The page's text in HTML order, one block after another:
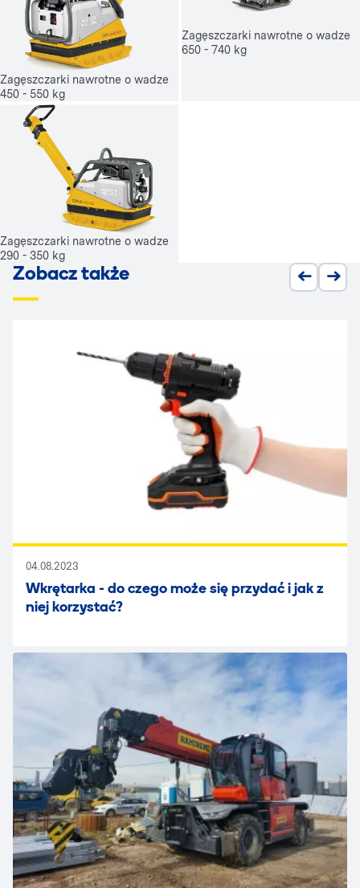
Zagęszczarki nawrotne o wadze
450 - 550 kg
Zagęszczarki nawrotne o wadze
650 - 740 kg
Zagęszczarki nawrotne o wadze
290 - 350 kg
Zobacz także
04.08.2023
Wkrętarka - do czego może się przydać i jak z
niej korzystać?